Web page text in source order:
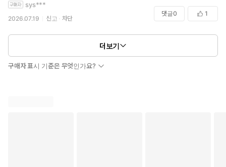
sys***
2026.07.19 신고 차단
댓글0 1
더보기
구매자 표시 기준은 무엇인가요?